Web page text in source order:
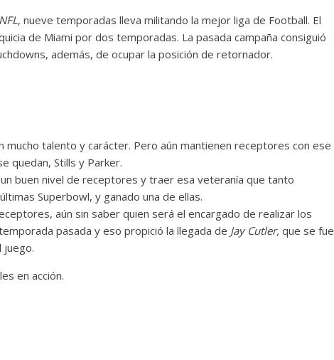
NFL, nueve temporadas lleva militando la mejor liga de Football. El
de Miami por dos temporadas. La pasada campaña consiguió
además, de ocupar la posición de retornador.
mucho talento y carácter. Pero aún mantienen receptores con ese
quedan, Stills y Parker.
buen nivel de receptores y traer esa veteranía que tanto
Superbowl, y ganado una de ellas.
aún sin saber quien será el encargado de realizar los
pasada y eso propició la llegada de Jay Cutler, que se fue
juego.
en acción.